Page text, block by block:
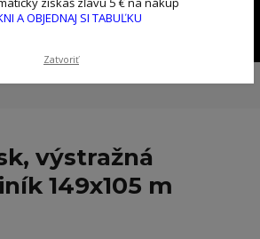
výstražná
149x105 m
A OBJEDNAJ SI TABUĽKU
Zatvoriť